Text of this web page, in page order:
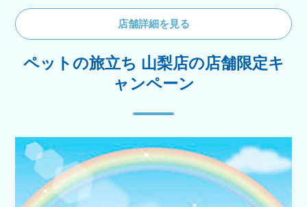
店舗詳細を見る
ペットの旅立ち 山梨店の店舗限定キ
ャンペーン